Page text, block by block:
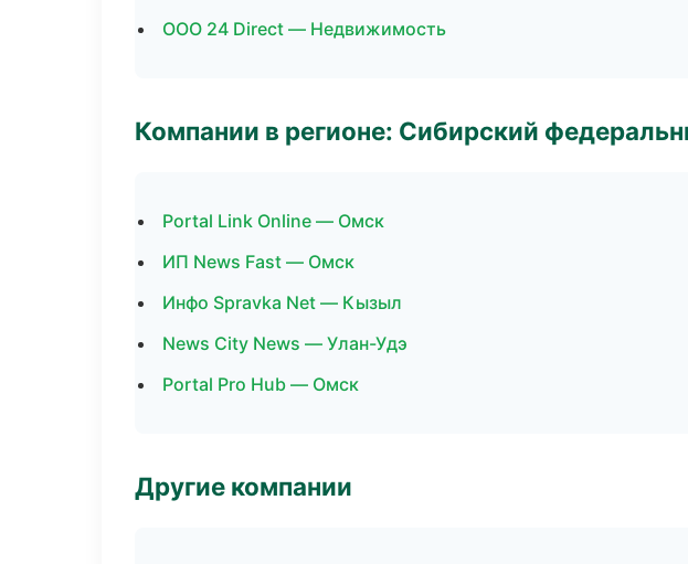
ООО 24 Direct — Недвижимость
Компании в регионе: Сибирский
Portal Link Online — Омск
ИП News Fast — Омск
Инфо Spravka Net — Кызыл
News City News — Улан-Удэ
Portal Pro Hub — Омск
Другие компании